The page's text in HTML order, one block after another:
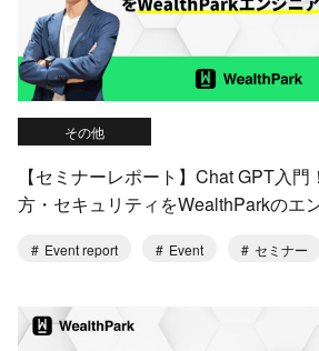
その他
【セミナーレポート】Chat GPT入
方・セキュリティをWealthParkのエ
Event report Event セミナー